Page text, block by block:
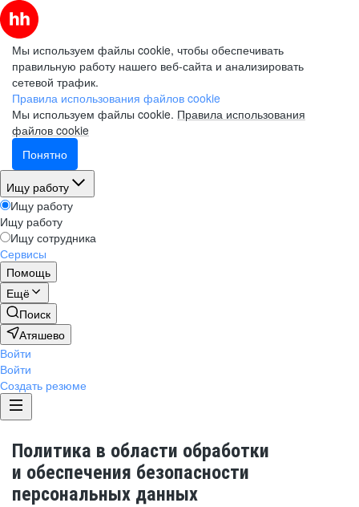
Мы используем файлы cookie, чтобы обеспечивать
правильную работу нашего веб-сайта и анализировать
сетевой трафик.
Правила использования файлов cookie
Мы используем файлы cookie. Правила использования
файлов cookie
Понятно
Ищу работу
Ищу работу
Ищу работу
Ищу сотрудника
Сервисы
Помощь
Ещё
Поиск
Атяшево
Войти
Войти
Создать резюме
Политика в области обработки
и обеспечения безопасности
персональных данных